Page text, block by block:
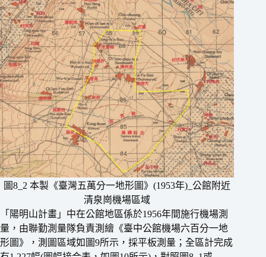
圖8_2 本製《臺灣五萬分一地形圖》(1953年)_公館附近
清泉崗機場區域
「陽明山計畫」中在公館地區係於1956年間施行機場測
量，由聯勤測量隊負責測繪《臺中公館機場六百分一地
形圖》，測圖區域如圖9所示，採平板測量；全區計完成